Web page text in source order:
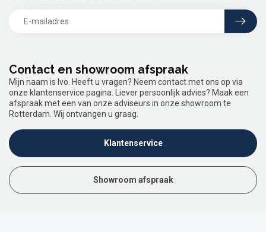
Contact en showroom afspraak
Mijn naam is Ivo. Heeft u vragen? Neem contact met ons op via
onze klantenservice pagina. Liever persoonlijk advies? Maak een
afspraak met een van onze adviseurs in onze showroom te
Rotterdam. Wij ontvangen u graag.
Klantenservice
Showroom afspraak